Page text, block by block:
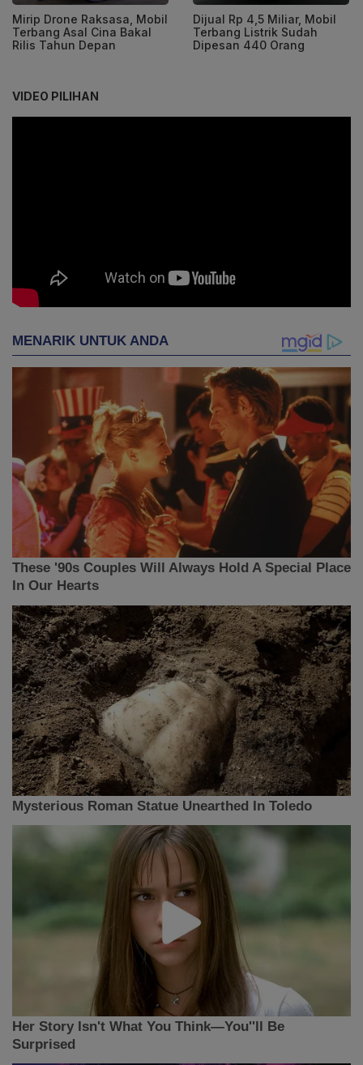
Mirip Drone Raksasa, Mobil
Terbang Asal Cina Bakal
Rilis Tahun Depan
Dijual Rp 4,5 Miliar, Mobil
Terbang Listrik Sudah
Dipesan 440 Orang
VIDEO PILIHAN